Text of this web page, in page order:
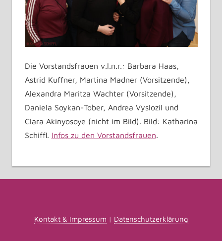
Die Vorstandsfrauen v.l.n.r.: Barbara Haas,
Astrid Kuffner, Martina Madner (Vorsitzende),
Alexandra Maritza Wachter (Vorsitzende),
Daniela Soykan-Tober, Andrea Vyslozil und
Clara Akinyosoye (nicht im Bild). Bild: Katharina
Schiffl. Infos zu den Vorstandsfrauen.
Kontakt & Impressum | Datenschutzerklärung